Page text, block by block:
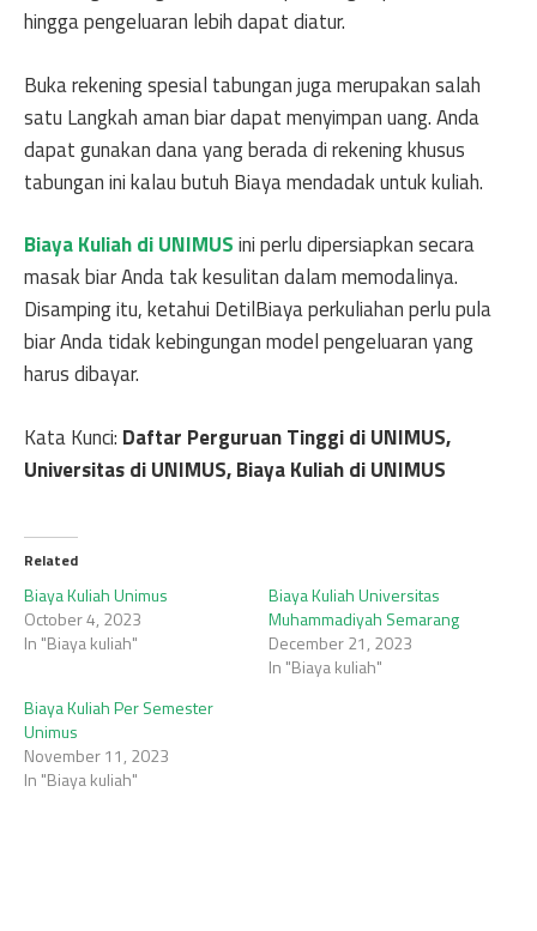
hingga pengeluaran lebih dapat diatur.
Buka rekening spesial tabungan juga merupakan salah
satu Langkah aman biar dapat menyimpan uang. Anda
dapat gunakan dana yang berada di rekening khusus
tabungan ini kalau butuh Biaya mendadak untuk kuliah.
Biaya Kuliah di UNIMUSini perlu dipersiapkan secara
masak biar Anda tak kesulitan dalam memodalinya.
Disamping itu, ketahui DetilBiaya perkuliahan perlu pula
biar Anda tidak kebingungan model pengeluaran yang
harus dibayar.
Kata Kunci: Daftar Perguruan Tinggi di UNIMUS,
Universitas di UNIMUS, Biaya Kuliah di UNIMUS
Related
Biaya Kuliah Unimus
October 4, 2023
In "Biaya kuliah"
Biaya Kuliah Universitas
Muhammadiyah Semarang
December 21, 2023
In "Biaya kuliah"
Biaya Kuliah Per Semester
Unimus
November 11, 2023
In "Biaya kuliah"